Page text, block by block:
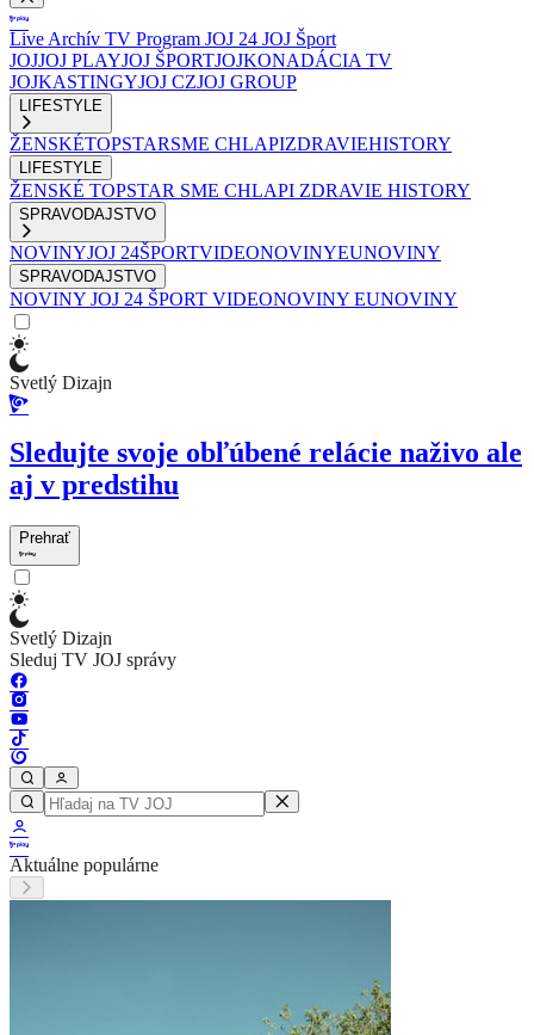
Live Archív TV Program JOJ 24 JOJ Šport
JOJJOJ PLAYJOJ ŠPORTJOJKONADÁCIA TV
JOJKASTINGYJOJ CZJOJ GROUP
LIFESTYLE
ŽENSKÉTOPSTARSME CHLAPIZDRAVIEHISTORY
LIFESTYLE
ŽENSKÉ TOPSTAR SME CHLAPI ZDRAVIE HISTORY
SPRAVODAJSTVO
NOVINYJOJ 24ŠPORTVIDEONOVINYEUNOVINY
SPRAVODAJSTVO
NOVINY JOJ 24 ŠPORT VIDEONOVINY EUNOVINY
Svetlý Dizajn
Sledujte svoje obľúbené relácie naživo ale
aj v predstihu
Prehrať
Svetlý Dizajn
Sleduj TV JOJ správy
Aktuálne populárne